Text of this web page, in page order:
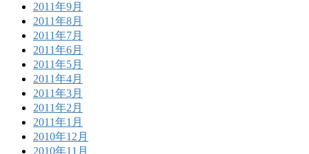
2011年9月
2011年8月
2011年7月
2011年6月
2011年5月
2011年4月
2011年3月
2011年2月
2011年1月
2010年12月
2010年11月